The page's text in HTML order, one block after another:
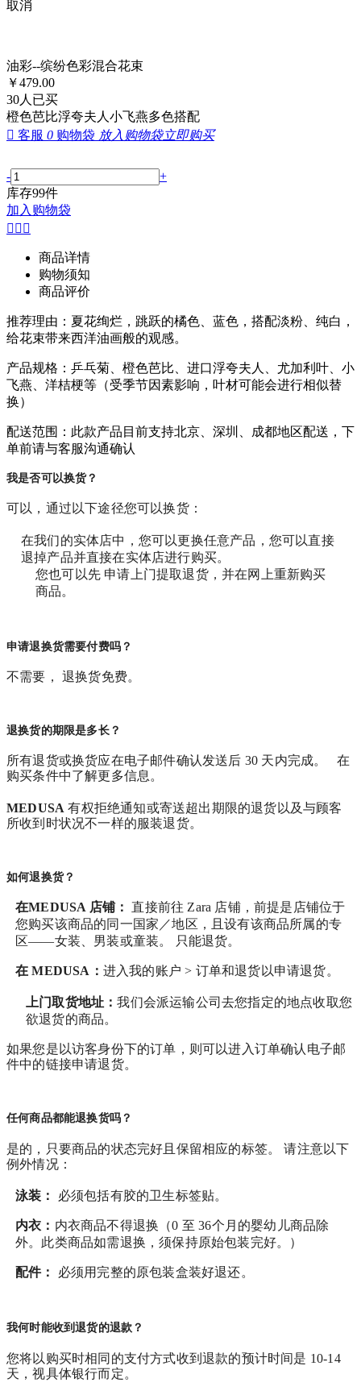
取消
油彩--缤纷色彩混合花束
￥479.00
30人已买
橙色芭比浮夸夫人小飞燕多色搭配
 客服 0 购物袋 放入购物袋立即购买
-
+
库存99件
加入购物袋
  
商品详情
购物须知
商品评价
推荐理由：夏花绚烂，跳跃的橘色、蓝色，搭配淡粉、纯白，
给花束带来西洋油画般的观感。
产品规格：乒乓菊、橙色芭比、进口浮夸夫人、尤加利叶、小
飞燕、洋桔梗等（受季节因素影响，叶材可能会进行相似替
换）
配送范围：此款产品目前支持北京、深圳、成都地区配送，下
单前请与客服沟通确认
我是否可以换货？
可以，通过以下途径您可以换货：
在我们的实体店中，您可以更换任意产品，您可以直接
退掉产品并直接在实体店进行购买。
您也可以先 申请上门提取退货，并在网上重新购买
商品。
申请退换货需要付费吗？
不需要， 退换货免费。
退换货的期限是多长？
所有退货或换货应在电子邮件确认发送后 30 天内完成。 在
购买条件中了解更多信息。
MEDUSA有权拒绝通知或寄送超出期限的退货以及与顾客
所收到时状况不一样的服装退货。
如何退换货？
在MEDUSA 店铺：直接前往 Zara 店铺，前提是店铺位于
您购买该商品的同一国家／地区，且设有该商品所属的专
区——女装、男装或童装。 只能退货。
在MEDUSA ： 进入我的账户 > 订单和退货 以申请退货。
上门取货地址：我们会派运输公司去您指定的地点收取您
欲退货的商品。
如果您是以访客身份下的订单，则可以进入订单确认电子邮
件中的链接申请退货。
任何商品都能退换货吗？
是的，只要商品的状态完好且保留相应的标签。 请注意以下
例外情况：
泳装： 必须包括有胶的卫生标签贴。
内衣： 内衣商品不得退换（0 至 36个月的婴幼儿商品除
外。此类商品如需退换，须保持原始包装完好。）
配件： 必须用完整的原包装盒装好退还。
我何时能收到退货的退款？
您将以购买时相同的支付方式收到退款的预计时间是 10-14
天，视具体银行而定。